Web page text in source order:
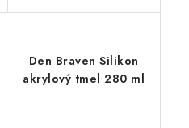
Den Braven Silikon
akrylový tmel 280 ml